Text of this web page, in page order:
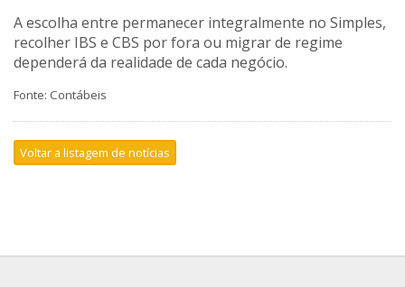
A escolha entre permanecer integralmente no Simples,
recolher IBS e CBS por fora ou migrar de regime
dependerá da realidade de cada negócio.
Fonte: Contábeis
Voltar a listagem de notícias